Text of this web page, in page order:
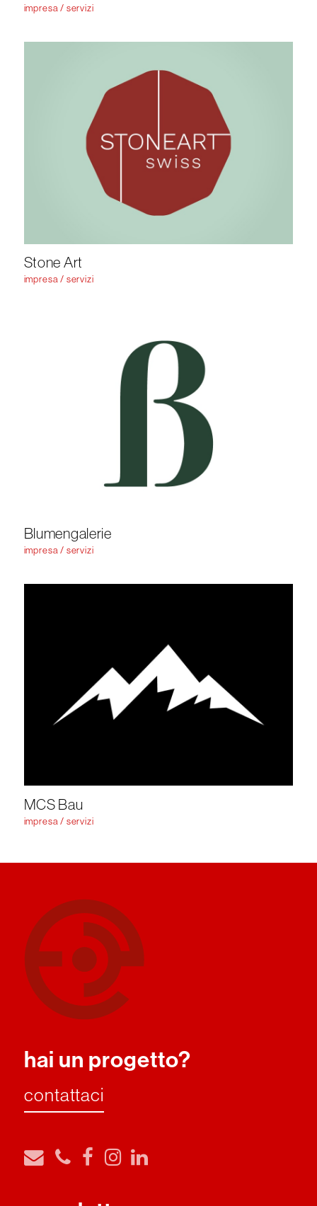
impresa / servizi
Stone Art
impresa / servizi
Blumengalerie
impresa / servizi
MCS Bau
impresa / servizi
hai un progetto?
contattaci